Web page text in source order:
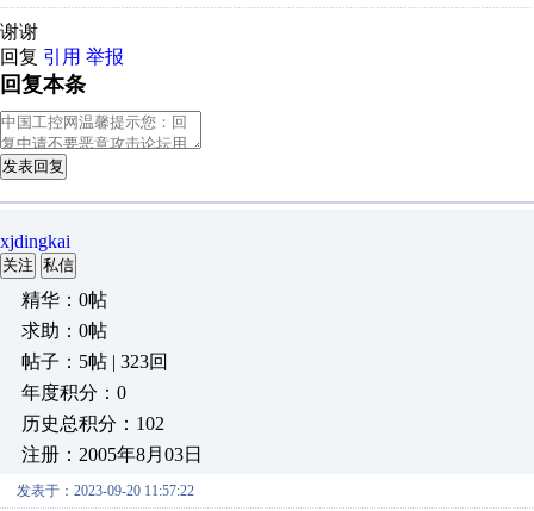
谢谢
回复 引用 举报
回复本条
发表回复
xjdingkai
关注 私信
精华：0帖
求助：0帖
帖子：5帖 | 323回
年度积分：0
历史总积分：102
注册：2005年8月03日
发表于：2023-09-20 11:57:22